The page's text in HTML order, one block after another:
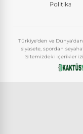
Politika
Türkiye'den ve
siyasete, spordan
Sitemizdeki içerikler